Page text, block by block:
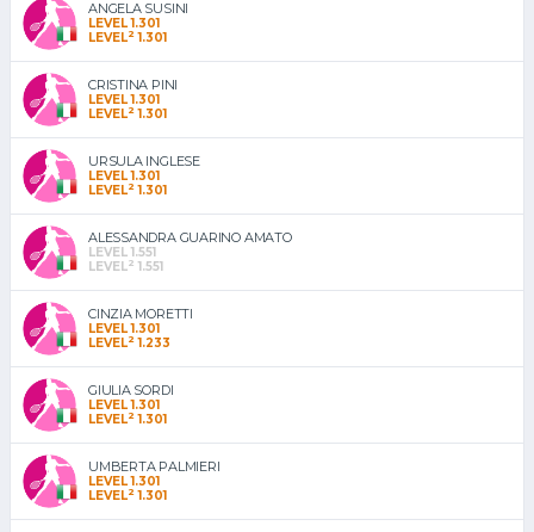
ANGELA SUSINI
LEVEL 1.301
LEVEL2 1.301
CRISTINA PINI
LEVEL 1.301
LEVEL2 1.301
URSULA INGLESE
LEVEL 1.301
LEVEL2 1.301
ALESSANDRA GUARINO AMATO
LEVEL 1.551
LEVEL2 1.551
CINZIA MORETTI
LEVEL 1.301
LEVEL2 1.233
GIULIA SORDI
LEVEL 1.301
LEVEL2 1.301
UMBERTA PALMIERI
LEVEL 1.301
LEVEL2 1.301